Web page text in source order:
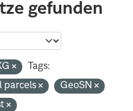
gefunden
Tags:
parcels
GeoSN